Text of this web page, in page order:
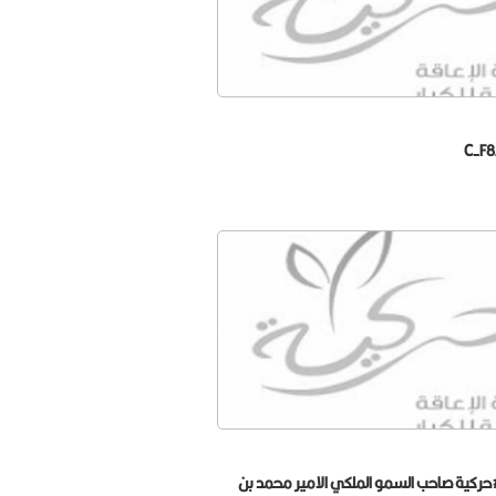
C-
صاحب السمو الملكي الامير محمد بن